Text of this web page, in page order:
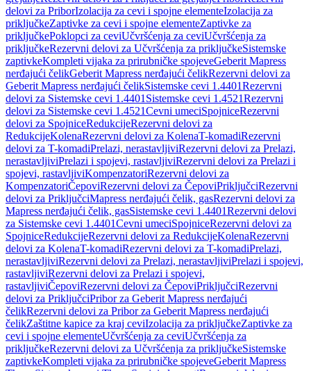
delovi za PriborIzolacija za cevi i spojne elementeIzolacija za
priključkeZaptivke za cevi i spojne elementeZaptivke za
priključkePoklopci za ceviUčvršćenja za ceviUčvršćenja za
priključkeRezervni delovi za Učvršćenja za priključkeSistemske
zaptivkeKompleti vijaka za prirubničke spojeveGeberit Mapress
nerđajući čelikGeberit Mapress nerđajući čelikRezervni delovi za
Geberit Mapress nerđajući čelikSistemske cevi 1.4401Rezervni
delovi za Sistemske cevi 1.4401 Sistemske cevi 1.4521Rezervni
delovi za Sistemske cevi 1.4521Cevni umeciSpojniceRezervni
delovi za SpojniceRedukcijeRezervni delovi za
RedukcijeKolenaRezervni delovi za KolenaT-komadiRezervni
delovi za T-komadiPrelazi, nerastavljiviRezervni delovi za Prelazi,
nerastavljiviPrelazi i spojevi, rastavljiviRezervni delovi za Prelazi i
spojevi, rastavljiviKompenzatoriRezervni delovi za
KompenzatoriČepoviRezervni delovi za ČepoviPriključciRezervni
delovi za PriključciMapress nerđajući čelik, gasRezervni delovi za
Mapress nerđajući čelik, gasSistemske cevi 1.4401Rezervni delovi
za Sistemske cevi 1.4401Cevni umeciSpojniceRezervni delovi za
SpojniceRedukcijeRezervni delovi za RedukcijeKolenaRezervni
delovi za KolenaT-komadiRezervni delovi za T-komadiPrelazi,
nerastavljiviRezervni delovi za Prelazi, nerastavljiviPrelazi i spojevi,
rastavljiviRezervni delovi za Prelazi i spojevi,
rastavljiviČepoviRezervni delovi za ČepoviPriključciRezervni
delovi za PriključciPribor za Geberit Mapress nerđajući
čelikRezervni delovi za Pribor za Geberit Mapress nerđajući
čelikZaštitne kapice za kraj ceviIzolacija za priključkeZaptivke za
cevi i spojne elementeUčvršćenja za ceviUčvršćenja za
priključkeRezervni delovi za Učvršćenja za priključkeSistemske
zaptivkeKompleti vijaka za prirubničke spojeveGeberit Mapress